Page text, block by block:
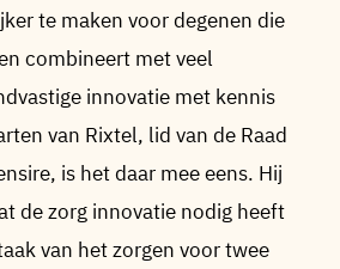
te maken voor degenen die
combineert met veel
innovatie met kennis
van Rixtel, lid van de Raad
is het daar mee eens. Hij
de zorg innovatie nodig heeft
van het zorgen voor twee